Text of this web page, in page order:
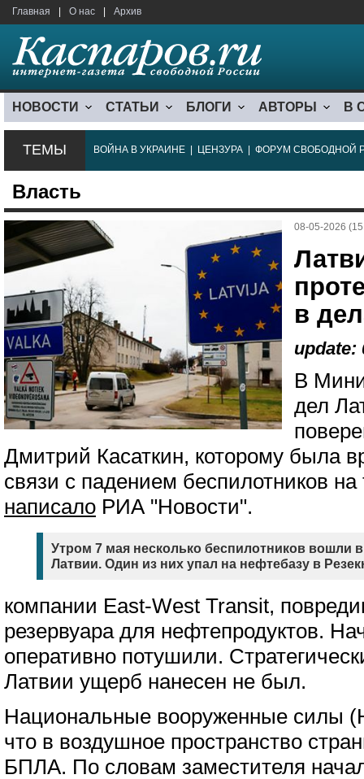
Главная О нас Архив
НОВОСТИ СТАТЬИ БЛОГИ АВТОРЫ В
ТЕМЫ ВОЙНА В УКРАИНЕ ЦЕНЗУРА ФОРУМ СВОБОДНОЙ
Власть
08-05-2026
в
update:
В
дел
Дмитрий Касаткин, которому была
связи с падением беспилотников
написало РИА "Новости".
Утром 7 мая несколько беспилотников вошли
Латвии. Один из них упал на нефтебазу в
компании East-West Transit,
резервуара для нефтепродуктов.
оперативно потушили.
Латвии ущерб нанесен не был.
Национальные вооруженные силы
что в воздушное пространство
БПЛА. По словам заместителя